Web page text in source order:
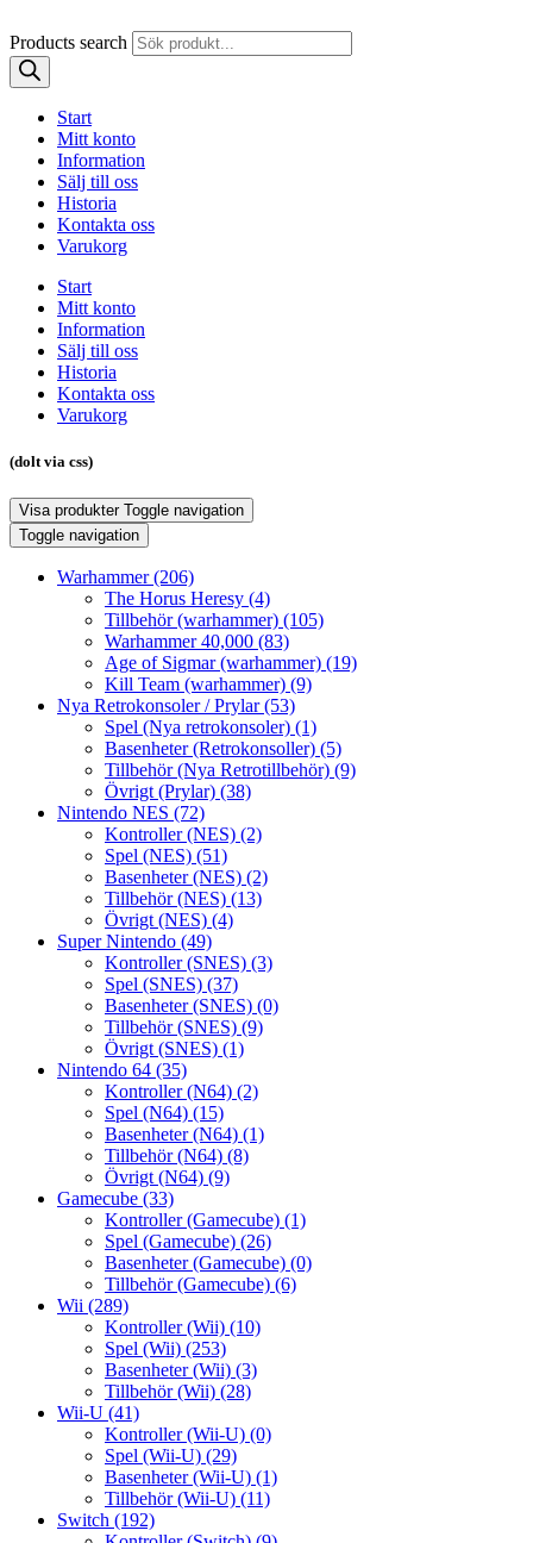
Products search
Start
Mitt konto
Information
Sälj till oss
Historia
Kontakta oss
Varukorg
Start
Mitt konto
Information
Sälj till oss
Historia
Kontakta oss
Varukorg
(dolt via css)
Visa produkter Toggle navigation
Toggle navigation
Warhammer(206)
The Horus Heresy (4)
Tillbehör (warhammer) (105)
Warhammer 40,000 (83)
Age of Sigmar (warhammer) (19)
Kill Team (warhammer) (9)
Nya Retrokonsoler / Prylar(53)
Spel (Nya retrokonsoler) (1)
Basenheter (Retrokonsoller) (5)
Tillbehör (Nya Retrotillbehör) (9)
Övrigt (Prylar) (38)
Nintendo NES (72)
Kontroller (NES) (2)
Spel (NES) (51)
Basenheter (NES) (2)
Tillbehör (NES) (13)
Övrigt (NES) (4)
Super Nintendo (49)
Kontroller (SNES) (3)
Spel (SNES) (37)
Basenheter (SNES) (0)
Tillbehör (SNES) (9)
Övrigt (SNES) (1)
Nintendo 64 (35)
Kontroller (N64) (2)
Spel (N64) (15)
Basenheter (N64) (1)
Tillbehör (N64) (8)
Övrigt (N64) (9)
Gamecube (33)
Kontroller (Gamecube) (1)
Spel (Gamecube) (26)
Basenheter (Gamecube) (0)
Tillbehör (Gamecube) (6)
Wii (289)
Kontroller (Wii) (10)
Spel (Wii) (253)
Basenheter (Wii) (3)
Tillbehör (Wii) (28)
Wii-U (41)
Kontroller (Wii-U) (0)
Spel (Wii-U) (29)
Basenheter (Wii-U) (1)
Tillbehör (Wii-U) (11)
Switch (192)